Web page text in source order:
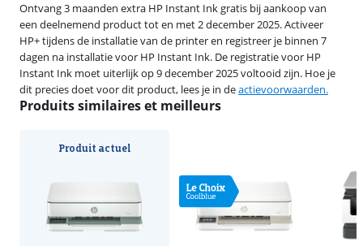
Ontvang 3 maanden extra HP Instant Ink gratis bij aankoop van
een deelnemend product tot en met 2 december 2025. Activeer
HP+ tijdens de installatie van de printer en registreer je binnen 7
dagen na installatie voor HP Instant Ink. De registratie voor HP
Instant Ink moet uiterlijk op 9 december 2025 voltooid zijn. Hoe je
dit precies doet voor dit product, lees je in deactievoorwaarden.
Produits similaires et meilleurs
Produit actuel